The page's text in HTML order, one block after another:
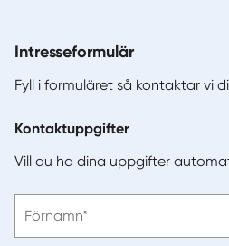
Intresseformulär
Fyll i formuläret så kontaktar vi
Kontaktuppgifter
Vill du ha dina uppgifter
ange
Förnamn*